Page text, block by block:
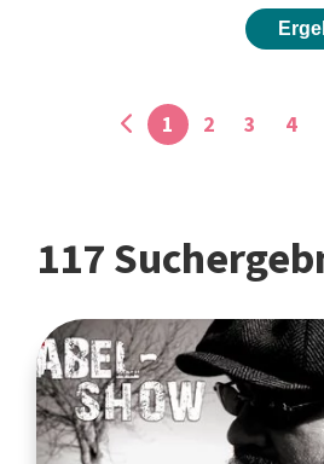
1 2 3 4
117